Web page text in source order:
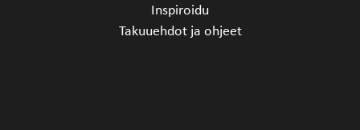
Inspiroidu
Takuuehdot ja ohjeet